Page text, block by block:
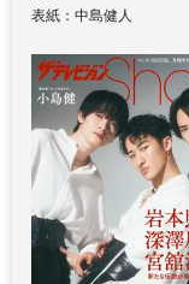
表紙：中島健人